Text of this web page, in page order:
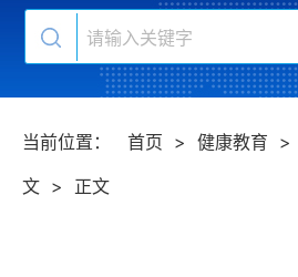
当前位置： 首页 > 健康教育 >
文 > 正文